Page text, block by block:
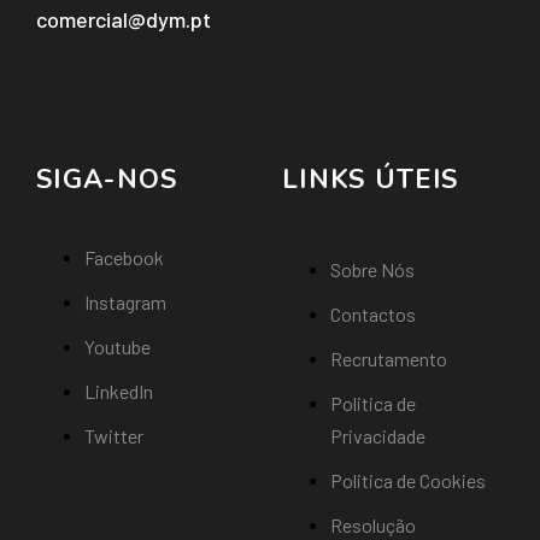
comercial@dym.pt
SIGA-NOS
Facebook
Instagram
Youtube
LinkedIn
Twitter
LINKS ÚTEIS
Sobre Nós
Contactos
Recrutamento
Politica de
Privacidade
Politica de Cookies
Resolução